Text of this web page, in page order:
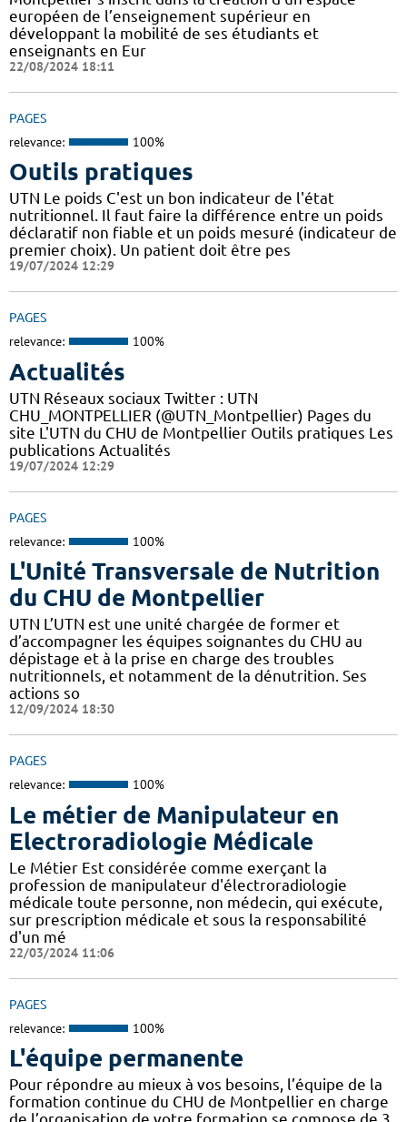
européen de l’enseignement supérieur en
développant la mobilité de ses étudiants et
enseignants en Eur
22/08/2024 18:11
PAGES
relevance: 100%
Outils pratiques
UTN Le poids C'est un bon indicateur de l'état
nutritionnel. Il faut faire la différence entre un poids
déclaratif non fiable et un poids mesuré (indicateur de
premier choix). Un patient doit être pes
19/07/2024 12:29
PAGES
relevance: 100%
Actualités
UTN Réseaux sociaux Twitter : UTN
CHU_MONTPELLIER (@UTN_Montpellier) Pages du
site L'UTN du CHU de Montpellier Outils pratiques Les
publications Actualités
19/07/2024 12:29
PAGES
relevance: 100%
L'Unité Transversale de Nutrition
du CHU de Montpellier
UTN L’UTN est une unité chargée de former et
d’accompagner les équipes soignantes du CHU au
dépistage et à la prise en charge des troubles
nutritionnels, et notamment de la dénutrition. Ses
actions so
12/09/2024 18:30
PAGES
relevance: 100%
Le métier de Manipulateur en
Electroradiologie Médicale
Le Métier Est considérée comme exerçant la
profession de manipulateur d'électroradiologie
médicale toute personne, non médecin, qui exécute,
sur prescription médicale et sous la responsabilité
d'un mé
22/03/2024 11:06
PAGES
relevance: 100%
L'équipe permanente
Pour répondre au mieux à vos besoins, l’équipe de la
formation continue du CHU de Montpellier en charge